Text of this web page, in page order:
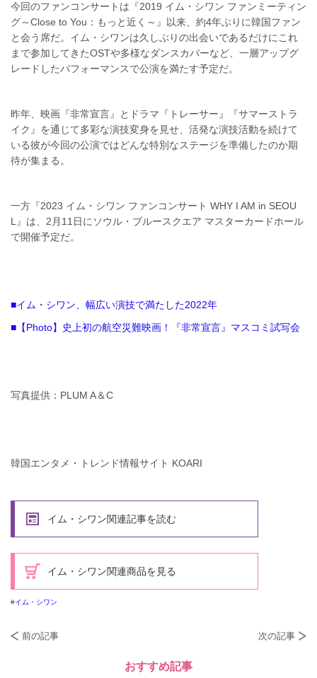
今回のファンコンサートは『2019 イム・シワン ファンミーティン
グ～Close to You：もっと近く～』以来、約4年ぶりに韓国ファン
と会う席だ。イム・シワンは久しぶりの出会いであるだけにこれ
まで参加してきたOSTや多様なダンスカバーなど、一層アップグ
レードしたパフォーマンスで公演を満たす予定だ。
昨年、映画『非常宣言』とドラマ『トレーサー』『サマーストラ
イク』を通じて多彩な演技変身を見せ、活発な演技活動を続けて
いる彼が今回の公演ではどんな特別なステージを準備したのか期
待が集まる。
一方『2023 イム・シワン ファンコンサート WHY I AM in SEOU
L』は、2月11日にソウル・ブルースクエア マスターカードホール
で開催予定だ。
■イム・シワン、幅広い演技で満たした2022年
■【Photo】史上初の航空災難映画！『非常宣言』マスコミ試写会
写真提供：PLUM A＆C
韓国エンタメ・トレンド情報サイト KOARI
イム・シワン関連記事を読む
イム・シワン関連商品を見る
イム・シワン
前の記事 次の記事
おすすめ記事